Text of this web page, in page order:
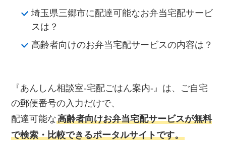
埼玉県三郷市に配達可能なお弁当宅配サービ
スは？
高齢者向けのお弁当宅配サービスの内容は？
『あんしん相談室‐宅配ごはん案内‐』は、ご自宅
の郵便番号の入力だけで、
配達可能な高齢者向けお弁当宅配サービスが無料
で検索・比較できるポータルサイトです。